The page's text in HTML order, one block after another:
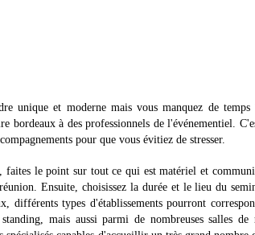
unique et moderne mais vous manquez de
à des professionnels de l'événementiel.
pour que vous évitiez de stresser.
faites le point sur tout ce qui est matériel et
Ensuite, choisissez la durée et le lieu du
types d'établissements pourront
mais aussi parmi de nombreuses salles de